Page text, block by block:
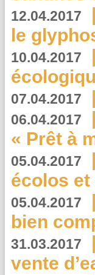
12.04.2017
le
10.04.2017
07.04.2017
06.04.2017
« Prêt à
05.04.2017
écolos
05.04.2017
bien
31.03.2017
vente